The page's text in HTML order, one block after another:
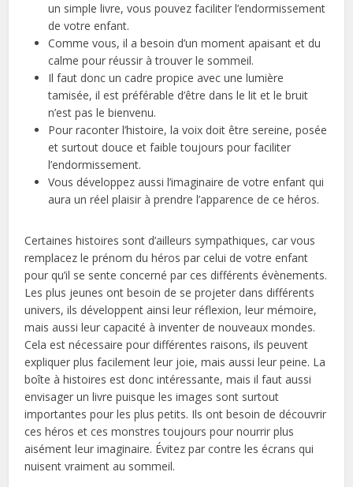
un simple livre, vous pouvez faciliter l’endormissement
de votre enfant.
Comme vous, il a besoin d’un moment apaisant et du
calme pour réussir à trouver le sommeil.
Il faut donc un cadre propice avec une lumière
tamisée, il est préférable d’être dans le lit et le bruit
n’est pas le bienvenu.
Pour raconter l’histoire, la voix doit être sereine, posée
et surtout douce et faible toujours pour faciliter
l’endormissement.
Vous développez aussi l’imaginaire de votre enfant qui
aura un réel plaisir à prendre l’apparence de ce héros.
Certaines histoires sont d’ailleurs sympathiques, car vous
remplacez le prénom du héros par celui de votre enfant
pour qu’il se sente concerné par ces différents évènements.
Les plus jeunes ont besoin de se projeter dans différents
univers, ils développent ainsi leur réflexion, leur mémoire,
mais aussi leur capacité à inventer de nouveaux mondes.
Cela est nécessaire pour différentes raisons, ils peuvent
expliquer plus facilement leur joie, mais aussi leur peine. La
boîte à histoires est donc intéressante, mais il faut aussi
envisager un livre puisque les images sont surtout
importantes pour les plus petits. Ils ont besoin de découvrir
ces héros et ces monstres toujours pour nourrir plus
aisément leur imaginaire. Évitez par contre les écrans qui
nuisent vraiment au sommeil.